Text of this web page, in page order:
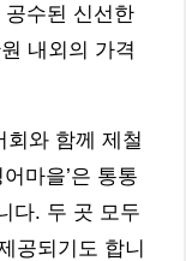
수된 신선한
내외의 가격
회와 함께 제철
마을’은 통통
다. 두 곳 모두
공되기도 합니